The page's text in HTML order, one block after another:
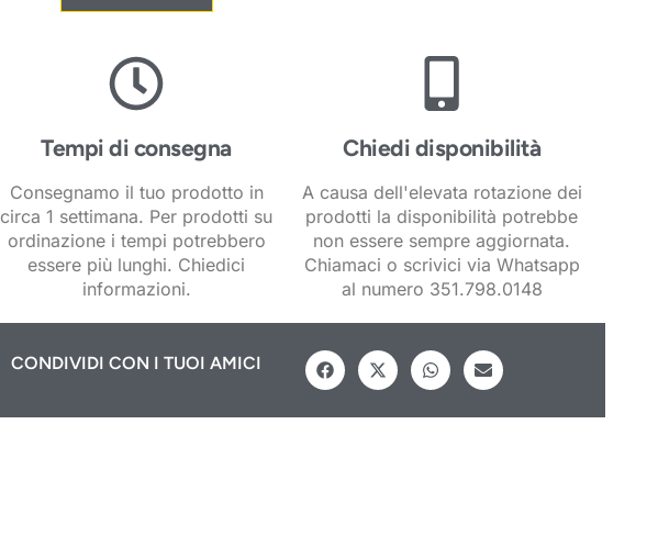
Tempi di consegna
Consegnamo il tuo prodotto in
circa 1 settimana. Per prodotti su
ordinazione i tempi potrebbero
essere più lunghi. Chiedici
informazioni.
Chiedi disponibilità
A causa dell'elevata rotazione dei
prodotti la disponibilità potrebbe
non essere sempre aggiornata.
Chiamaci o scrivici via Whatsapp
al numero 351.798.0148
CONDIVIDI CON I TUOI AMICI